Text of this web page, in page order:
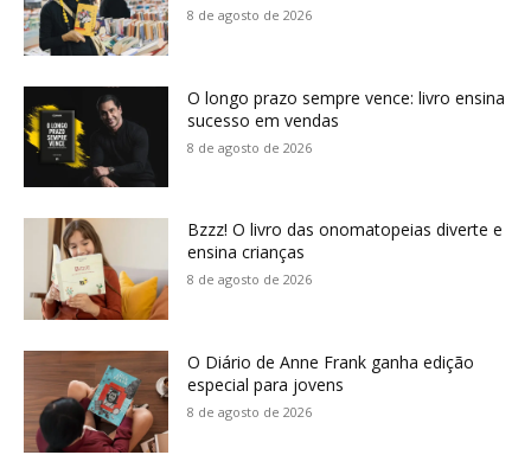
8 de agosto de 2026
O longo prazo sempre vence: livro ensina
sucesso em vendas
8 de agosto de 2026
Bzzz! O livro das onomatopeias diverte e
ensina crianças
8 de agosto de 2026
O Diário de Anne Frank ganha edição
especial para jovens
8 de agosto de 2026